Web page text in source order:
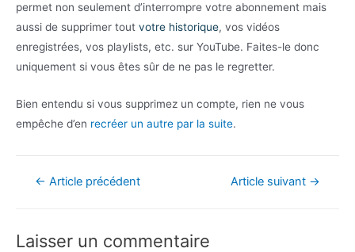
permet non seulement d’interrompre votre abonnement mais
aussi de supprimer tout votre historique, vos vidéos
enregistrées, vos playlists, etc. sur YouTube. Faites-le donc
uniquement si vous êtes sûr de ne pas le regretter.
Bien entendu si vous supprimez un compte, rien ne vous
empêche d’en recréer un autre par la suite.
Navigation
← Article précédent Article suivant →
Laisser un commentaire